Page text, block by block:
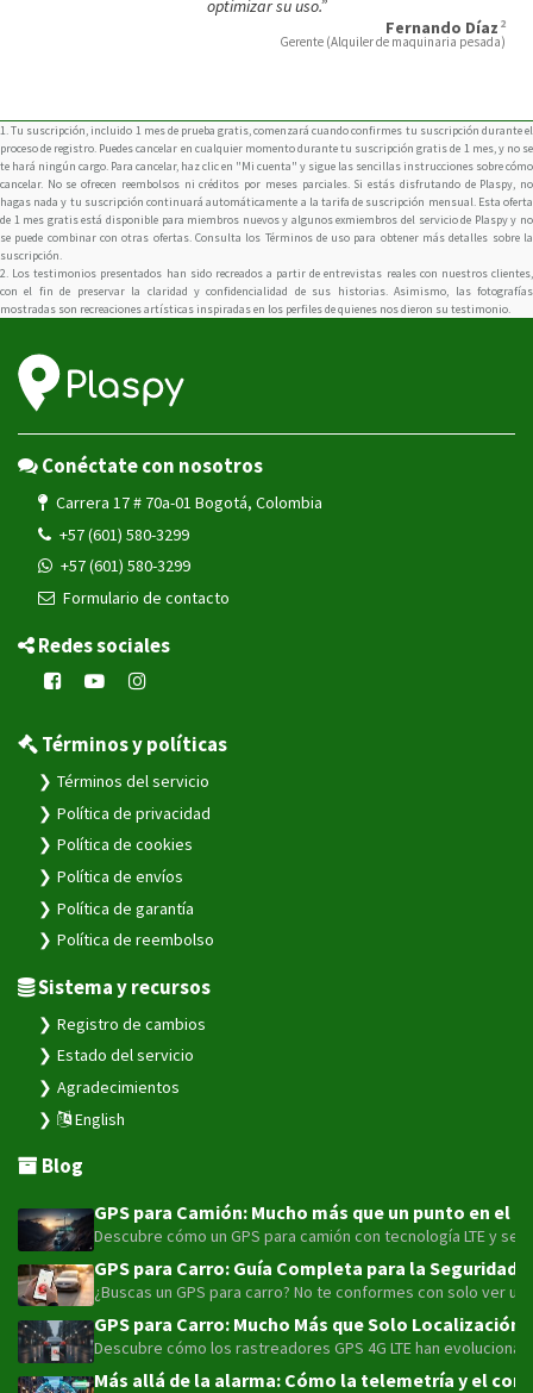
1. Tu suscripción, incluido 1 mes de prueba gratis, comenzará cuando confirmes tu suscripción durante el
de 1 mes gratis está disponible para miembros nuevos y algunos exmiembros del servicio de Plaspy y no
se puede combinar con otras ofertas. Consulta los Términos de uso para obtener más detalles sobre la
suscripción.
2. Los testimonios presentados han sido recreados a partir de entrevistas reales con nuestros clientes,
con el fin de preservar la claridad y confidencialidad de sus historias. Asimismo, las fotografías
mostradas son recreaciones artísticas inspiradas en los perfiles de quienes nos dieron su testimonio.
Conéctate con nosotros
Carrera 17 # 70a-01 Bogotá, Colombia
+57 (601) 580-3299
Formulario de contacto
Redes sociales
Términos y políticas
Términos del servicio
Política de cookies
Política de envíos
Política de garantía
Política de reembolso
Sistema y recursos
Registro de cambios
Agradecimientos
English
Blog
GPS para Camión: Mucho más que un punto en
¿Buscas un GPS para carro? No te conformes con solo
GPS para Carro: Mucho Más que Solo Localización
Descubre cómo los rastreadores GPS 4G LTE han
Más allá de la alarma: Cómo la telemetría y el
Maximiza la seguridad de tu moto o flota con el avanzado
GPS para Camión: La Inversión Estratégica que
Optimice su flota de 1 a 5 camiones con GPS. Reduzca